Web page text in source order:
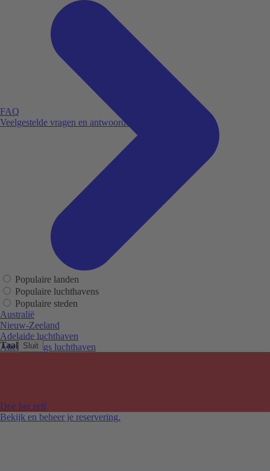
Taal Sluit
FAQ
Veelgestelde vragen en antwoorden.
Doe het zelf
Bekijk en beheer je reservering.
Populaire landen
Populaire luchthavens
Populaire steden
Australië
Nieuw-Zeeland
Adelaide luchthaven
Alice Springs luchthaven
Melbourne Tullamarine luchthaven
Perth luchthaven
Sydney luchthaven